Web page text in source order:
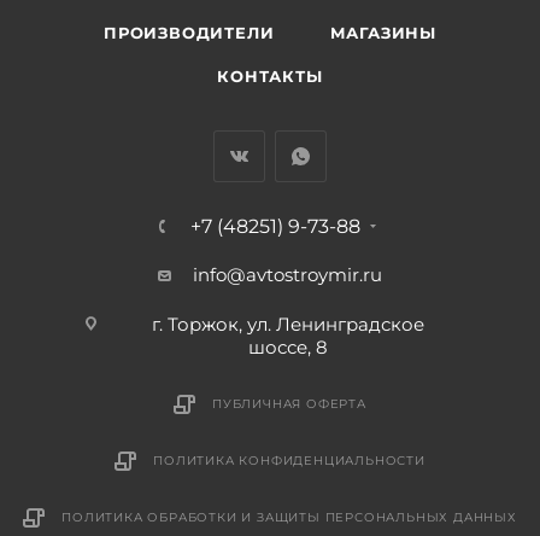
ПРОИЗВОДИТЕЛИ МАГАЗИНЫ
КОНТАКТЫ
+7 (48251) 9-73-88
info@avtostroymir.ru
г. Торжок, ул. Ленинградское
шоссе, 8
ПУБЛИЧНАЯ ОФЕРТА
ПОЛИТИКА КОНФИДЕНЦИАЛЬНОСТИ
ПОЛИТИКА ОБРАБОТКИ И ЗАЩИТЫ ПЕРСОНАЛЬНЫХ ДАННЫХ